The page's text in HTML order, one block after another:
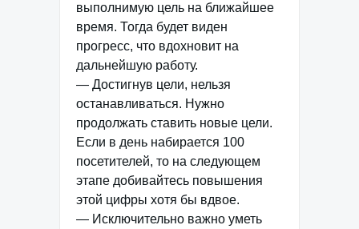
выполнимую цель на ближайшее
время. Тогда будет виден
прогресс, что вдохновит на
дальнейшую работу.
— Достигнув цели, нельзя
останавливаться. Нужно
продолжать ставить новые цели.
Если в день набирается 100
посетителей, то на следующем
этапе добивайтесь повышения
этой цифры хотя бы вдвое.
— Исключительно важно уметь